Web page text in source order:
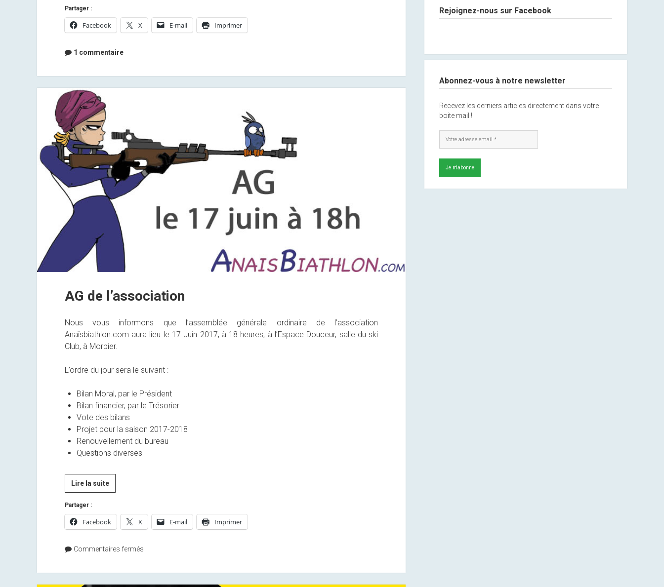
Partager :
Facebook X E-mail Imprimer
1 commentaire
AG de l’association
Nous vous informons que l’assemblée générale ordinaire de l’association
Anaïsbiathlon.com aura lieu le 17 Juin 2017, à 18 heures, à l’Espace Douceur, salle du ski
Club, à Morbier.
L’ordre du jour sera le suivant :
Bilan Moral, par le Président
Bilan financier, par le Trésorier
Vote des bilans
Projet pour la saison 2017-2018
Renouvellement du bureau
Questions diverses
Lire la suiteAG
de
Partager :
Facebook X E-mail Imprimer
Commentaires fermés
Rejoignez-nous sur Facebook
Abonnez-vous à notre newsletter
Recevez les derniers articles directement dans votre
boite mail !